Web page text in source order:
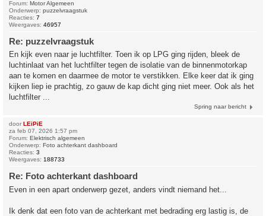
Forum: Motor Algemeen
Onderwerp: puzzelvraagstuk
Reacties: 7
Weergaves: 46957
Re: puzzelvraagstuk
En kijk even naar je luchtfilter. Toen ik op LPG ging rijden, bleek de
luchtinlaat van het luchtfilter tegen de isolatie van de binnenmotorkap
aan te komen en daarmee de motor te verstikken. Elke keer dat ik ging
kijken liep ie prachtig, zo gauw de kap dicht ging niet meer. Ook als het
luchtfilter ...
Spring naar bericht
door LEiPiE
za feb 07, 2026 1:57 pm
Forum: Elektrisch algemeen
Onderwerp: Foto achterkant dashboard
Reacties: 3
Weergaves: 188733
Re: Foto achterkant dashboard
Even in een apart onderwerp gezet, anders vindt niemand het...
Ik denk dat een foto van de achterkant met bedrading erg lastig is, de